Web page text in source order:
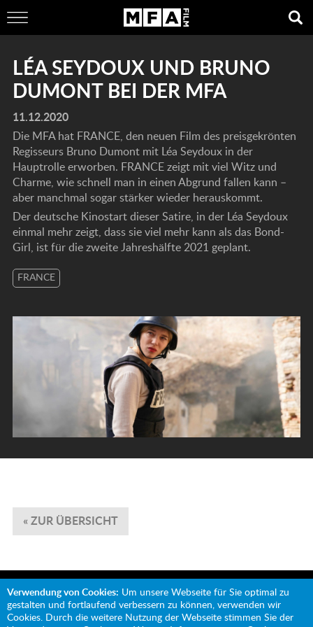
LÉA SEYDOUX UND BRUNO
DUMONT BEI DER MFA
11.12.2020
Die MFA hat FRANCE, den neuen Film des preisgekrönten
Regisseurs Bruno Dumont mit Léa Seydoux in der
Hauptrolle erworben. FRANCE zeigt mit viel Witz und
Charme, wie schnell man in einen Abgrund fallen kann –
aber manchmal sogar stärker wieder herauskommt.
Der deutsche Kinostart dieser Satire, in der Léa Seydoux
einmal mehr zeigt, dass sie viel mehr kann als das Bond-
Girl, ist für die zweite Jahreshälfte 2021 geplant.
FRANCE
« ZUR ÜBERSICHT
Verwendung von Cookies: Um unsere Webseite für Sie optimal zu
gestalten und fortlaufend verbessern zu können, verwenden wir
Cookies. Durch die weitere Nutzung der Webseite stimmen Sie der